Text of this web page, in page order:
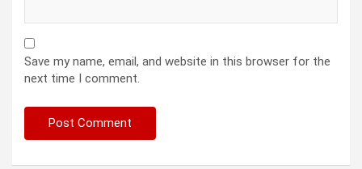
Save my name, email, and website in this browser for the
next time I comment.